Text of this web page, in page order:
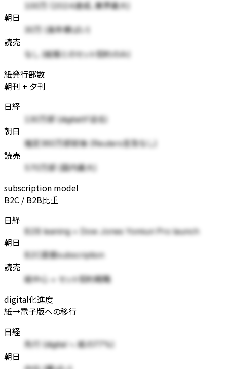
100万 (2024達成、業界最大)
朝日
30万 (長年横ばい)
読売
なし (紙版とのセット契約のみ)
紙発行部数
朝刊 + 夕刊
日経
130万部 (digitalが迫る)
朝日
推定360万部前後 (Reuters言及なし)
読売
570万部 (国内最大)
subscription model
B2C / B2B比重
日経
B2B leaning + Dow Jones Yomiuri Pro launch
朝日
B2C直接subscription
読売
紙中心 + セット契約戦略
digital化進度
紙→電子版への移行
日経
先行 (digital ≒ 紙の77%)
朝日